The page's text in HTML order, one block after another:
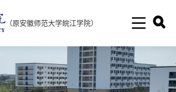
（原安徽师范大学皖江学院）